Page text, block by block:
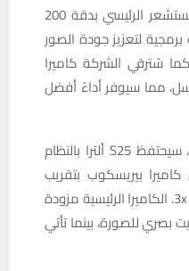
وسيواصل الهاتف استخدام المستشعر الرئيسي بدقة 200
لتعزيز جودة الصور
كما سُترقي الشركة كاميرا
إلى 50 ميجابكسل، مما سيوفر أداءً أفضل
وفيما يتعلق بكاميرات التقريب، سيحتفظ S25 ألترا بالنظام
بيريسكوب بتقريب
بصري 5x، وكاميرا ثانوية بتقريب 3x. الكاميرا الرئيسية مزودة
تثبيت بصري للصورة، بينما تأتي